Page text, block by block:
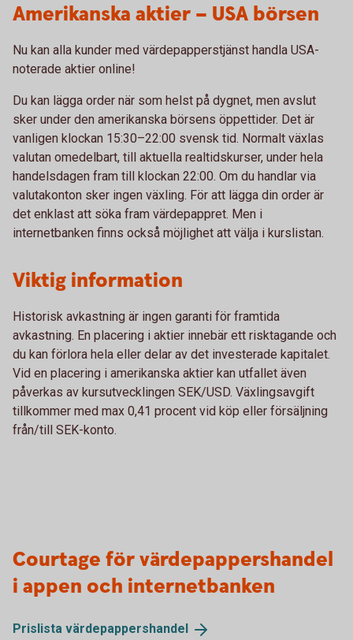
Amerikanska aktier – USA börsen
Nu kan alla kunder med värdepapperstjänst handla USA-
noterade aktier online!
Du kan lägga order när som helst på dygnet, men avslut
sker under den amerikanska börsens öppettider. Det är
vanligen klockan 15:30–22:00 svensk tid. Normalt växlas
valutan omedelbart, till aktuella realtidskurser, under hela
handelsdagen fram till klockan 22:00. Om du handlar via
valutakonton sker ingen växling. För att lägga din order är
det enklast att söka fram värdepappret. Men i
internetbanken finns också möjlighet att välja i kurslistan.
Viktig information
Historisk avkastning är ingen garanti för framtida
avkastning. En placering i aktier innebär ett risktagande och
du kan förlora hela eller delar av det investerade kapitalet.
Vid en placering i amerikanska aktier kan utfallet även
påverkas av kursutvecklingen SEK/USD. Växlingsavgift
tillkommer med max 0,41 procent vid köp eller försäljning
från/till SEK-konto.
Courtage för värdepappershandel
i appen och internetbanken
Prislista värdepappershandel